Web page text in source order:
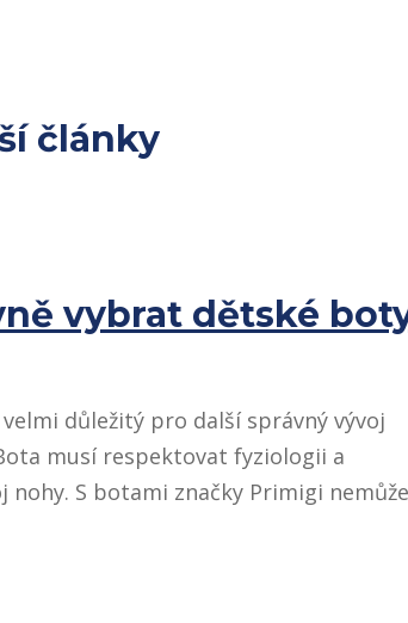
články
vybrat dětské
důležitý pro další správný vývoj
musí respektovat fyziologii a
nohy. S botami značky Primigi